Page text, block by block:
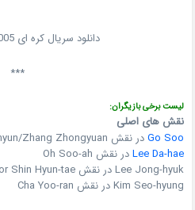
دانلود سریال کره ای Green Rose 2005
***
لیست برخی بازیگران:
نقش های اصلی
Go Sooدر نقش Lee Jung-hyun/Zhang Zhongyuan
Lee Da-haeدر نقش Oh Soo-ah
Lee Jong-hyuk در نقش Director Shin Hyun-tae
Kim Seo-hyung در نقش Cha Yoo-ran